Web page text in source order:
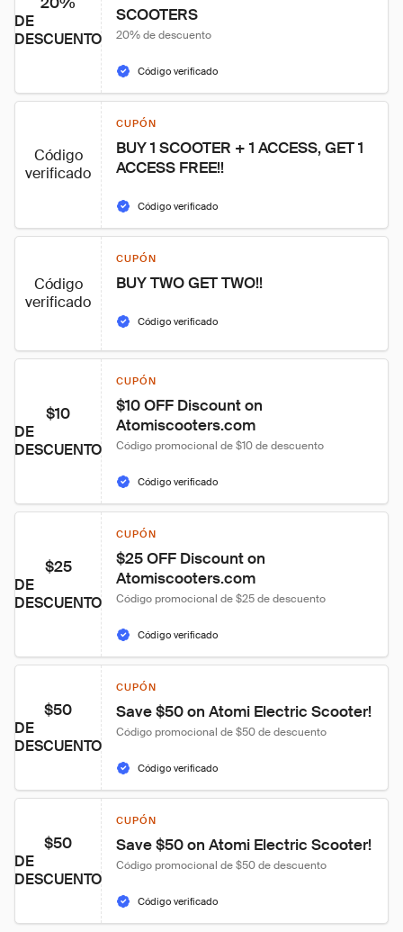
DE
DESCUENTO
SCOOTERS
20% de descuento
Código verificado
Código
verificado
CUPÓN
BUY 1 SCOOTER + 1 ACCESS, GET 1
ACCESS FREE!!
Código verificado
Código
verificado
CUPÓN
BUY TWO GET TWO!!
Código verificado
$10
DE
DESCUENTO
CUPÓN
$10 OFF Discount on
Atomiscooters.com
Código promocional de $10 de descuento
Código verificado
$25
DE
DESCUENTO
CUPÓN
$25 OFF Discount on
Atomiscooters.com
Código promocional de $25 de descuento
Código verificado
$50
DE
DESCUENTO
CUPÓN
Save $50 on Atomi Electric Scooter!
Código promocional de $50 de descuento
Código verificado
$50
DE
DESCUENTO
CUPÓN
Save $50 on Atomi Electric Scooter!
Código promocional de $50 de descuento
Código verificado